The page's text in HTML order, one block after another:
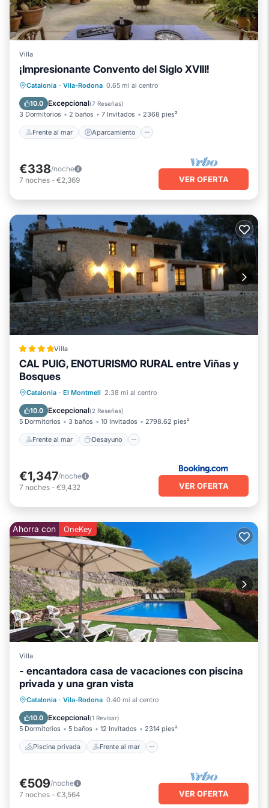
Villa
¡Impresionante Convento del Siglo XVIII!
Catalonia · Vila-Rodona 0.65 mi al centro
10.0 Excepcional(7 Reseñas)
3 Dormitorios 2 baños 7 Invitados 2368 pies²
Frente al mar Aparcamiento
Frente al mar Aparcamiento
Vista al mar
€338/noche
7 noches - €2,369 VER OFERTA
Villa
CAL PUIG, ENOTURISMO RURAL entre Viñas y
Bosques
Catalonia · El Montmell 2.38 mi al centro
10.0 Excepcional(2 Reseñas)
5 Dormitorios 3 baños 10 Invitados 2798.62 pies²
Frente al mar Desayuno
Frente al mar
Desayuno
Aparcamiento
€1,347/noche
7 noches - €9,432 VER OFERTA
Ahorra con OneKey
Villa
- encantadora casa de vacaciones con piscina
privada y una gran vista
Catalonia · Vila-Rodona 0.40 mi al centro
10.0 Excepcional(1 Revisar)
5 Dormitorios 5 baños 12 Invitados 2314 pies²
Piscina privada Frente al mar
Piscina privada
Frente al mar
Aparcamiento
€509/noche
7 noches - €3,564 VER OFERTA